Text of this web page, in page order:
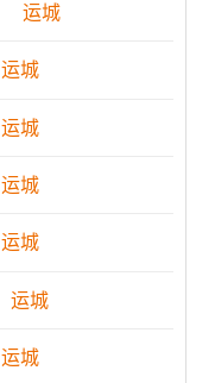
运城
运城
运城
运城
运城
运城
运城